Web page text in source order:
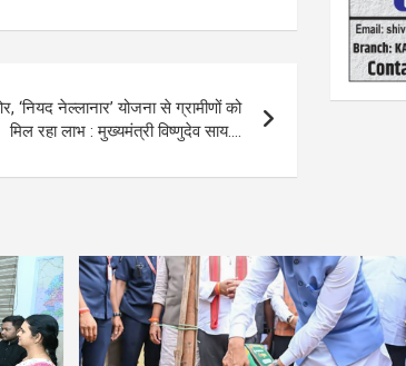
‘नियद नेल्लानार’ योजना से ग्रामीणों को
मिल रहा लाभ : मुख्यमंत्री विष्णुदेव साय….